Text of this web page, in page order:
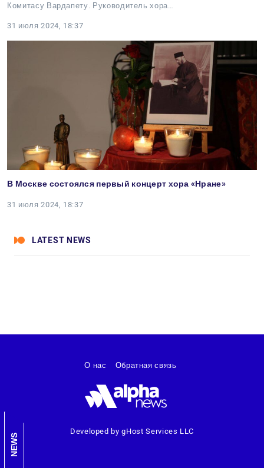
Комитасу Вардапету. Руководитель хора…
31 июля 2024, 18:37
В Москве состоялся первый концерт хора «Нране»
31 июля 2024, 18:37
LATEST NEWS
NEWS
Developed by gHost Services LLC
О нас Обратная связь